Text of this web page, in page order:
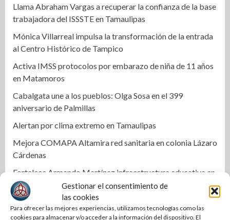
Gestionar el consentimiento de
las cookies
Para ofrecer las mejores experiencias, utilizamos tecnologías como las
cookies para almacenar y/o acceder a la información del dispositivo. El
Llama Abraham Vargas a recuperar la confianza de la base
trabajadora del ISSSTE en Tamaulipas
Mónica Villarreal impulsa la transformación de la entrada
al Centro Histórico de Tampico
Activa IMSS protocolos por embarazo de niña de 11 años
en Matamoros
Cabalgata une a los pueblos: Olga Sosa en el 399
aniversario de Palmillas
Alertan por clima extremo en Tamaulipas
Mejora COMAPA Altamira red sanitaria en colonia Lázaro
Cárdenas
Fortalece Armando Martínez infraestructura educativa en
Altamira
Alejandra Quintos rompe el silencio y exige avances en la
investigación